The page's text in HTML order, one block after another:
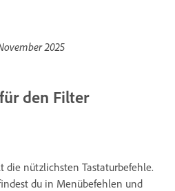
2025
den Filter
die nützlichsten Tastaturbefehle.
du in Menübefehlen und